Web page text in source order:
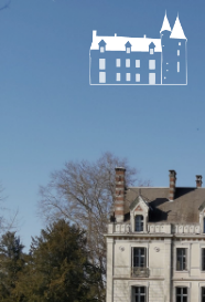
Préparer ma visite
Espace Presse
Je soutiens Monthoiron